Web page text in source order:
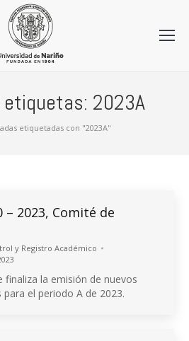
etiquetas: 2023A
etiquetadas con "2023A"
– 2023, Comité de
y Registro Académico
finaliza la emisión de nuevos
el periodo A de 2023.